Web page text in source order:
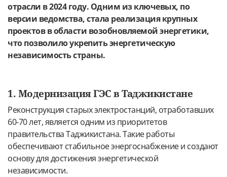
отрасли в 2024 году. Одним из ключевых, по
версии ведомства, стала реализация крупных
проектов в области возобновляемой энергетики,
что позволило укрепить энергетическую
независимость страны.
1. Модернизация ГЭС в Таджикистане
Реконструкция старых электростанций, отработавших
60-70 лет, является одним из приоритетов
правительства Таджикистана. Такие работы
обеспечивают стабильное энергоснабжение и создают
основу для достижения энергетической
независимости.